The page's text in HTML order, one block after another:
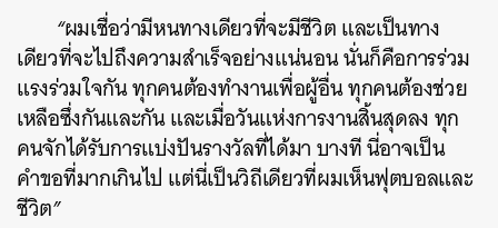
“ผมเชื่อว่ามีหนทางเดียวที่จะมีชีวิตและเป็นทาง
เดียวที่จะไปถึงความสำเร็จอย่างแน่นอนนั่นก็คือการร่วม
แรงร่วมใจกันทุกคนต้องทำงานเพื่อผู้อื่นทุกคนต้องช่วย
เหลือซึ่งกันและกันและเมื่อวันแห่งการงานสิ้นสุดลงทุก
คนจักได้รับการแบ่งปันรางวัลที่ได้มาบางทีนี่อาจเป็น
คำขอที่มากเกินไป แต่นี่เป็นวิถีเดียวที่ผมเห็นฟุตบอลและ
ชีวิต”